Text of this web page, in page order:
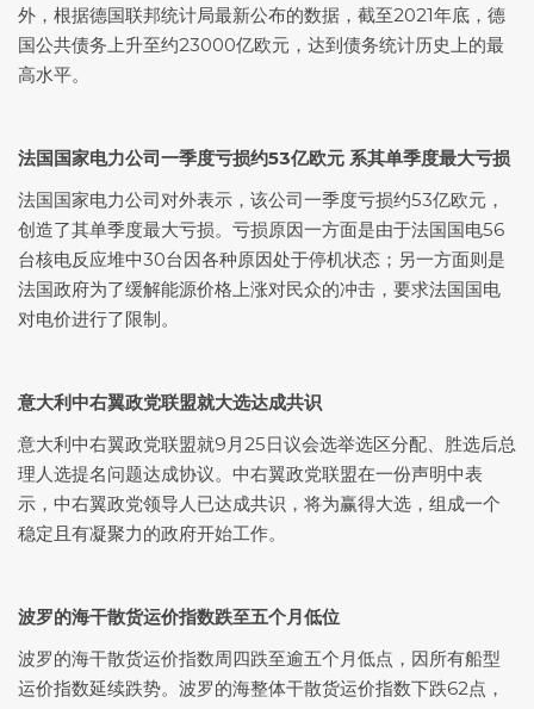
外，根据德国联邦统计局最新公布的数据，截至2021年底，德
国公共债务上升至约23000亿欧元，达到债务统计历史上的最
高水平。
法国国家电力公司一季度亏损约53亿欧元 系其单季度最大亏损
法国国家电力公司对外表示，该公司一季度亏损约53亿欧元，
创造了其单季度最大亏损。亏损原因一方面是由于法国国电56
台核电反应堆中30台因各种原因处于停机状态；另一方面则是
法国政府为了缓解能源价格上涨对民众的冲击，要求法国国电
对电价进行了限制。
意大利中右翼政党联盟就大选达成共识
意大利中右翼政党联盟就9月25日议会选举选区分配、胜选后总
理人选提名问题达成协议。中右翼政党联盟在一份声明中表
示，中右翼政党领导人已达成共识，将为赢得大选，组成一个
稳定且有凝聚力的政府开始工作。
波罗的海干散货运价指数跌至五个月低位
波罗的海干散货运价指数周四跌至逾五个月低点，因所有船型
运价指数延续跌势。波罗的海整体干散货运价指数下跌62点，